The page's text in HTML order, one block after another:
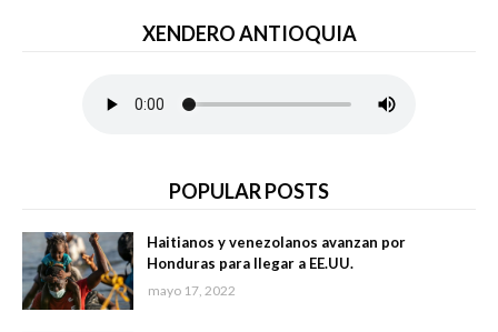
XENDERO ANTIOQUIA
POPULAR POSTS
Haitianos y venezolanos avanzan por
Honduras para llegar a EE.UU.
mayo 17, 2022